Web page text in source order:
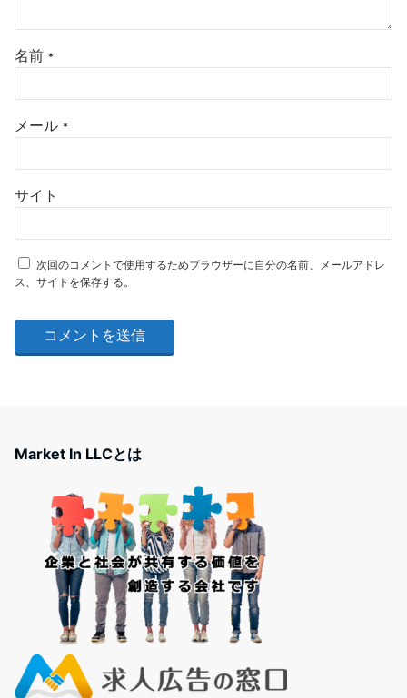
名前 *
メール *
サイト
次回のコメントで使用するためブラウザーに自分の名前、メールアドレ
ス、サイトを保存する。
Market In LLCとは